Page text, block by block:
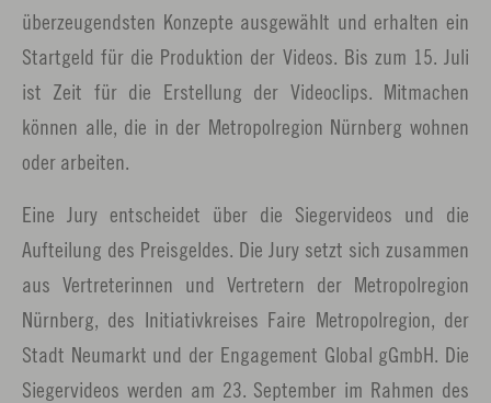
überzeugendsten Konzepte ausgewählt und erhalten ein
Startgeld für die Produktion der Videos. Bis zum 15. Juli
ist Zeit für die Erstellung der Videoclips. Mitmachen
können alle, die in der Metropolregion Nürnberg wohnen
oder arbeiten.
Eine Jury entscheidet über die Siegervideos und die
Aufteilung des Preisgeldes. Die Jury setzt sich zusammen
aus Vertreterinnen und Vertretern der Metropolregion
Nürnberg, des Initiativkreises Faire Metropolregion, der
Stadt Neumarkt und der Engagement Global gGmbH. Die
Siegervideos werden am 23. September im Rahmen des